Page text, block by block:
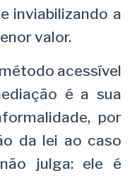
inviabilizando a
valor.
acessível
é a sua
por
da lei ao caso
julga: ele é